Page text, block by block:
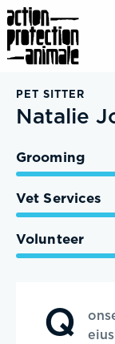
PET SITTER
Natalie
Grooming
Vet Services
Volunteer
Q